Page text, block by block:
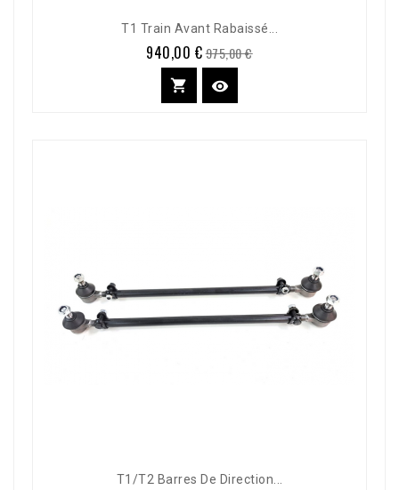
T1 Train Avant Rabaissé...
Prix
940,00 € Prix
de
base
975,00 €
 
T1/T2 Barres De Direction...